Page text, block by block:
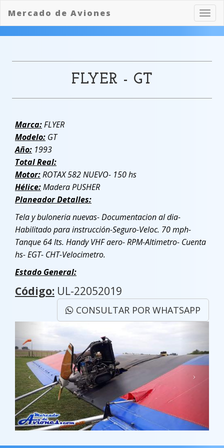
Mercado de Aviones
FLYER - GT
Marca:FLYER
Modelo: GT
Año: 1993
Total Real:
Motor:ROTAX 582 NUEVO- 150 hs
Hélice:Madera PUSHER
Planeador Detalles:
Tela y buloneria nuevas- Documentacion al dia-
Habilitado para instrucción-Seguro-Veloc. 70 mph-
Tanque 64 lts. Handy VHF aero- RPM-Altimetro- Cuenta
hs- EGT- CHT-Velocimetro.
Estado General:
Código: UL-22052019
CONSULTAR POR WHATSAPP